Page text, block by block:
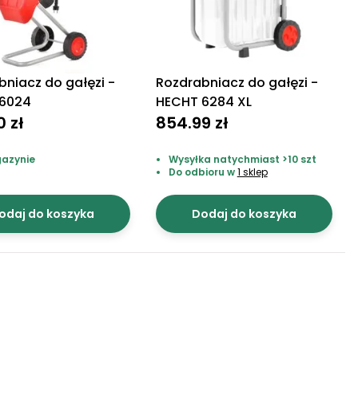
do gałęzi -
zł
do koszyka
Rozdrabniacz do gałęzi -
HECHT 6284 XL
854.99 zł
Wysyłka natychmiast >10 szt
Do odbioru w1 sklep
Dodaj do koszyka